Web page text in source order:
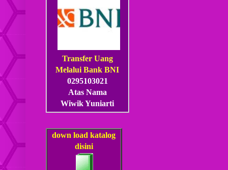
Transfer Uang
Melalui Bank BNI
0295103021
Atas Nama
Wiwik Yuniarti
down load katalog
disini